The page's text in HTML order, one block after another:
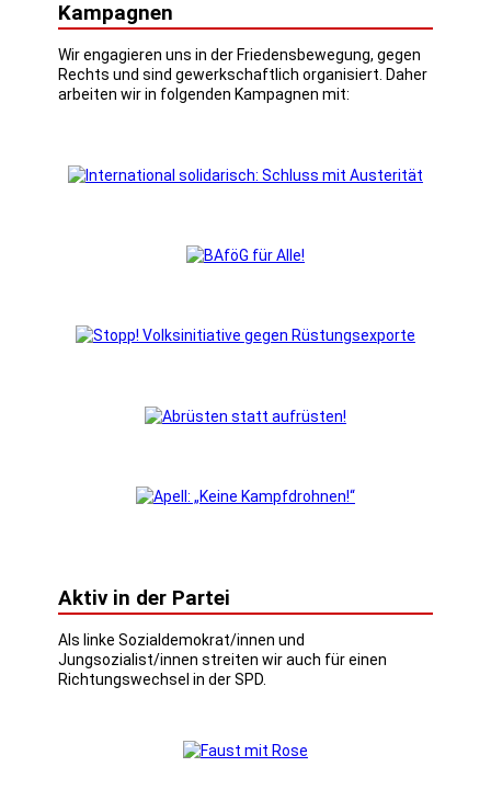
Kampagnen
Wir engagieren uns in der Friedensbewegung, gegen
Rechts und sind gewerkschaftlich organisiert. Daher
arbeiten wir in folgenden Kampagnen mit:
Aktiv in der Partei
Als linke Sozialdemokrat/innen und
Jungsozialist/innen streiten wir auch für einen
Richtungswechsel in der SPD.